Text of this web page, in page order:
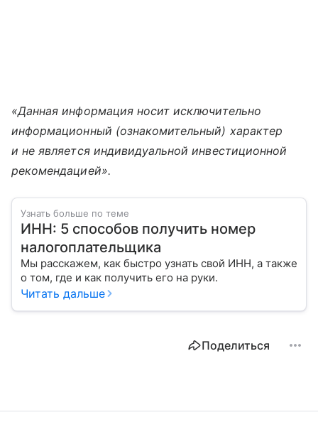
«Данная информация носит исключительно
информационный (ознакомительный) характер
и не является индивидуальной инвестиционной
рекомендацией».
Узнать больше по теме
ИНН: 5 способов получить номер
налогоплательщика
Мы расскажем, как быстро узнать свой ИНН, а также
о том, где и как получить его на руки.
Читать дальше
Поделиться